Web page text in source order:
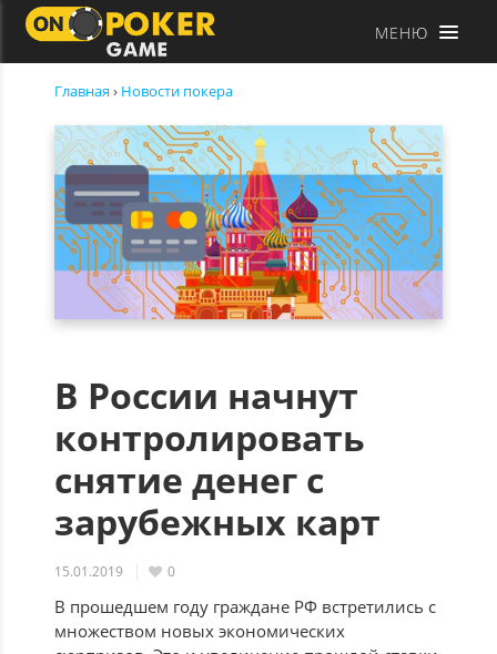
МЕНЮ
Главная› Новости покера
В России начнут
контролировать
снятие денег с
зарубежных карт
15.01.2019 0
В прошедшем году граждане РФ встретились с
множеством новых экономических